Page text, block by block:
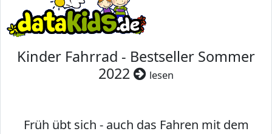
Kinder Fahrrad - Bestseller Sommer
2022
lesen
Früh übt sich - auch das Fahren mit dem